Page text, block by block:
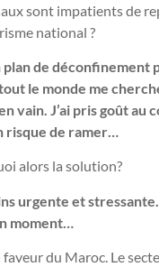
sont impatients de
national ?
plan de
le monde me
vain. J’ai pris goût au
risque de ramer…
alors la solution?
urgente et
moment…
faveur du Maroc. Le